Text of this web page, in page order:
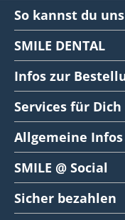
So kannst du
SMILE DENTAL
Infos zur
Services für Dich
Allgemeine Infos
SMILE @ Social
Sicher bezahlen